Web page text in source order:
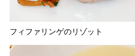
フィファリンゲのリゾット